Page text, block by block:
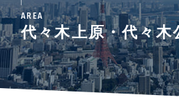
AREA
代々木上原・代々木